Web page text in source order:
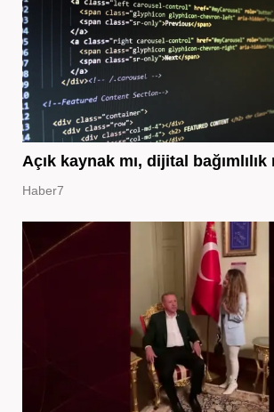
Açık kaynak mı, dijital bağımlılık
Haber7